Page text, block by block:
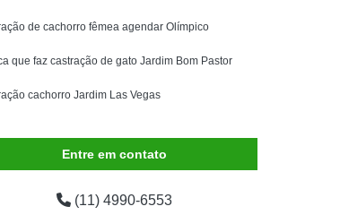
Animais São Caetano
Cachorro
para Gatos
Internação Veterinária
Veterinária São Caetano
Limpeza de Tártaro de Cães
de cachorro fêmea agendar Olímpico
que faz castração de gato Jardim Bom Pastor
cachorro Jardim Las Vegas
Entre em contato
(11) 4990-6553